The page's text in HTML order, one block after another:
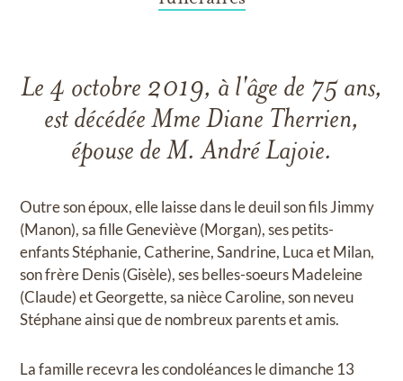
Le 4 octobre 2019, à l'âge de 75 ans,
est décédée Mme Diane Therrien,
épouse de M. André Lajoie.
Outre son époux, elle laisse dans le deuil son fils Jimmy
(Manon), sa fille Geneviève (Morgan), ses petits-
enfants Stéphanie, Catherine, Sandrine, Luca et Milan,
son frère Denis (Gisèle), ses belles-soeurs Madeleine
(Claude) et Georgette, sa nièce Caroline, son neveu
Stéphane ainsi que de nombreux parents et amis.
La famille recevra les condoléances le dimanche 13